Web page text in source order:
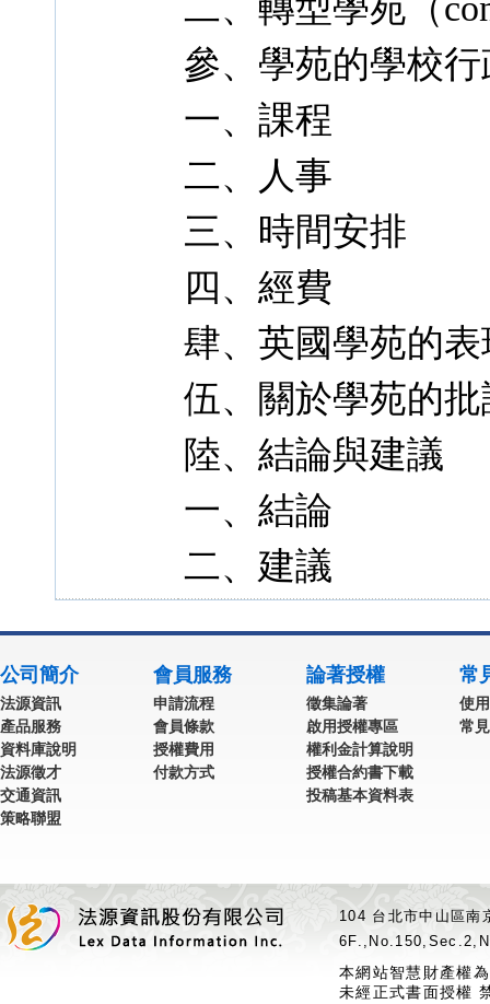
二、轉型學苑（
參、學苑的學校
一、課程
二、人事
三、時間安排
四、經費
肆、英國學苑的表
伍、關於學苑的批
陸、結論與建議
一、結論
二、建議
公司簡介
法源資訊
產品服務
資料庫說明
法源徵才
交通資訊
策略聯盟
會員服務
申請流程
會員條款
授權費用
付款方式
論著授權
徵集論著
啟用授權專區
權利金計算說明
授權合約書下載
投稿基本資料表
常
使
常
104 台北市中山區
本網站智慧財產權
未經正式書面授權